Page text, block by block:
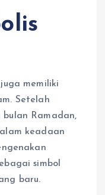
memiliki
Setelah
bulan Ramadan,
keadaan
simbol
baru.